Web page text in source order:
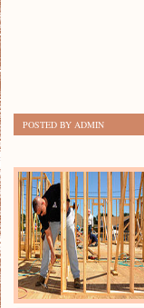
POSTED BY ADMIN